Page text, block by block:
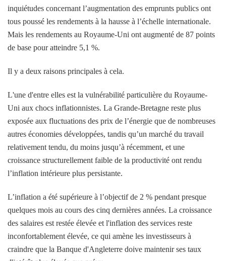
inquiétudes concernant l’augmentation des emprunts publics ont
tous poussé les rendements à la hausse à l’échelle internationale.
Mais les rendements au Royaume-Uni ont augmenté de 87 points
de base pour atteindre 5,1 %.
Il y a deux raisons principales à cela.
L'une d'entre elles est la vulnérabilité particulière du Royaume-
Uni aux chocs inflationnistes. La Grande-Bretagne reste plus
exposée aux fluctuations des prix de l’énergie que de nombreuses
autres économies développées, tandis qu’un marché du travail
relativement tendu, du moins jusqu’à récemment, et une
croissance structurellement faible de la productivité ont rendu
l’inflation intérieure plus persistante.
L’inflation a été supérieure à l’objectif de 2 % pendant presque
quelques mois au cours des cinq dernières années. La croissance
des salaires est restée élevée et l'inflation des services reste
inconfortablement élevée, ce qui amène les investisseurs à
craindre que la Banque d'Angleterre doive maintenir ses taux